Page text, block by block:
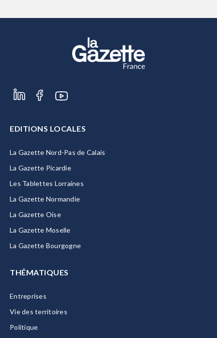
EDITIONS LOCALES
La Gazette Nord-Pas de Calais
La Gazette Picardie
Les Tablettes Lorraines
La Gazette Normandie
La Gazette Oise
La Gazette Moselle
La Gazette Bourgogne
THÉMATIQUES
Entreprises
Vie des territoires
Politique